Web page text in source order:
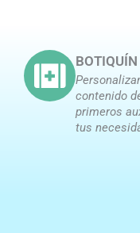
contenido
primeros
tus